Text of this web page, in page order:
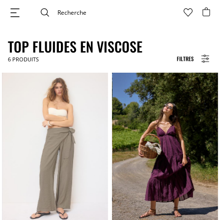
FILTRES
TOP FLUIDES EN VISCOSE
6 PRODUITS